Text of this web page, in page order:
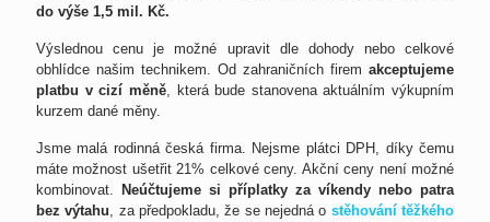
do výše 1,5 mil. Kč.
Výslednou cenu je možné upravit dle dohody nebo celkové
obhlídce našim technikem. Od zahraničních firem akceptujeme
platbu v cizí měně, která bude stanovena aktuálním výkupním
kurzem dané měny.
Jsme malá rodinná česká firma. Nejsme plátci DPH, díky čemu
máte možnost ušetřit 21% celkové ceny. Akční ceny není možné
kombinovat.
Neúčtujeme si příplatky za víkendy nebo patra
bez výtahu, za předpokladu, že se nejedná o stěhování těžkého